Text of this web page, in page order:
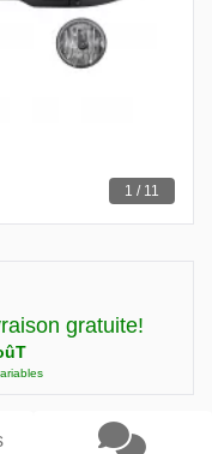
1 / 11
gratuite!